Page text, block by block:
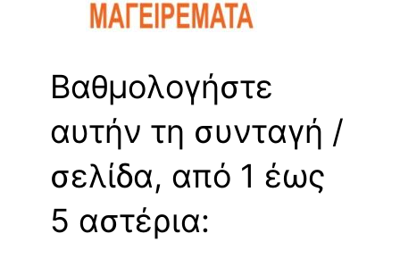
Βαθμολογήστε
αυτήν τη συνταγή /
σελίδα, από 1 έως
5 αστέρια: